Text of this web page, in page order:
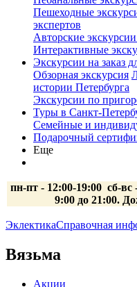
Пешеходные
экспертов
Авторские
Интерактивные
Экскурсии на заказ
Обзорная экскурсия
истории Петербурга
Экскурсии по
Туры в Санкт-
Семейные и
Подарочный
Еще
пн-пт - 12:00-19:00 сб-вс
9:00 до 21:00.
ЭклектикаСправочная
Вязьма
Акции